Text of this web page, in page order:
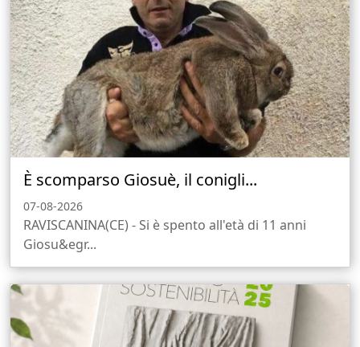
È scomparso Giosuè, il conigli...
07-08-2026
RAVISCANINA(CE) - Si è spento all'età di 11 anni
Giosu&egr...